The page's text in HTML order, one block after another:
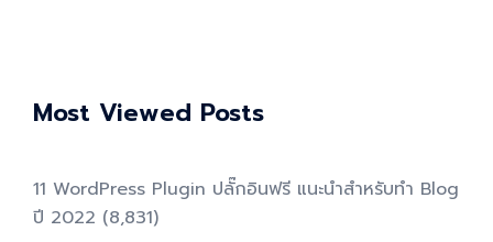
Most Viewed Posts
11 WordPress Plugin ปลั๊กอินฟรี แนะนำสำหรับทำ Blog
ปี 2022 (8,831)